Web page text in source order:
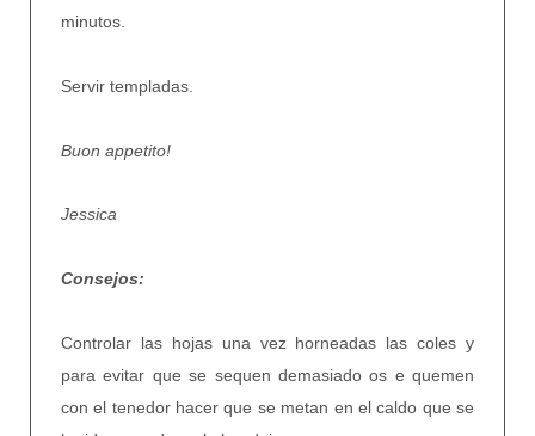
minutos.
Servir templadas.
Buon appetito!
Jessica
Consejos:
Controlar las hojas una vez horneadas las coles y
para evitar que se sequen demasiado os e quemen
con el tenedor hacer que se metan en el caldo que se